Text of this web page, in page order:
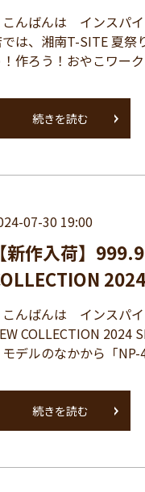
こんばんは インスパイ
は、湘南T-SITE 夏祭
！作ろう！おやこワー
続きを読む
07-30 19:00
【新作入荷】
こんばんは インスパイ
COLLECTION 2024
モデルのなかから「
続きを読む